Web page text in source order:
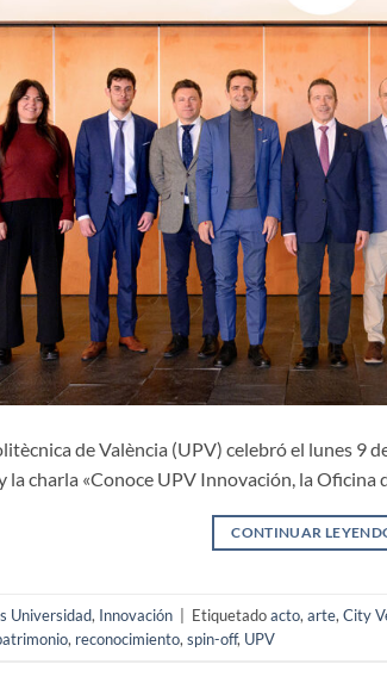
de València (UPV) celebró el lunes 9
charla «Conoce UPV Innovación, la Oficina
CONTINUAR
Universidad, Innovación Etiquetadoacto, arte, City
, reconocimiento, spin-off, UPV